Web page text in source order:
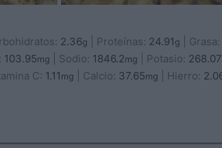
2.36g Proteínas: 24.91 g Grasa:
103.95mg Sodio: 1846.2mg Potasio: 268.07
C: 1.11 mg Calcio: 37.65mg Hierro: